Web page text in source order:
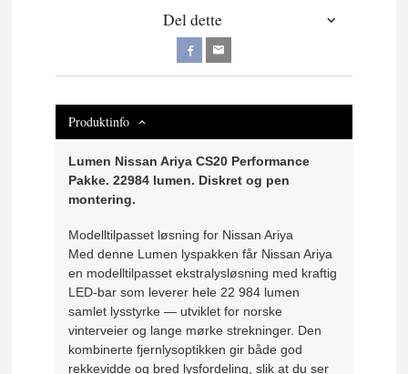
Del dette
Produktinfo
Lumen Nissan Ariya CS20 Performance
Pakke. 22984 lumen. Diskret og pen
montering.
Modelltilpasset løsning for Nissan Ariya
Med denne Lumen lyspakken får Nissan Ariya
en modelltilpasset ekstralysløsning med kraftig
LED-bar som leverer hele 22 984 lumen
samlet lysstyrke — utviklet for norske
vinterveier og lange mørke strekninger. Den
kombinerte fjernlysoptikken gir både god
rekkevidde og bred lysfordeling, slik at du ser